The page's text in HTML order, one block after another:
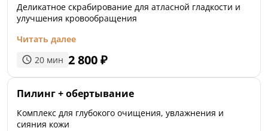
Деликатное скрабирование для атласной гладкости и
улучшения кровообращения
Читать далее
20 мин 2 800₽
Пилинг + обертывание
Комплекс для глубокого очищения, увлажнения и
сияния кожи